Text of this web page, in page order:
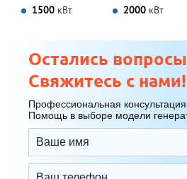
1500 кВт 2000 кВт
Остались
Свяжитесь с нами!
Профессиональная
Помощь в выборе модели